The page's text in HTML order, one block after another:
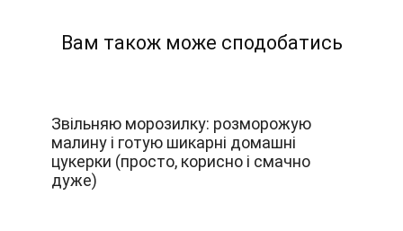
Вам також може сподобатись
Звільняю морозилку: розморожую
малину і готую шикарні домашні
цукерки (просто, корисно і смачно
дуже)